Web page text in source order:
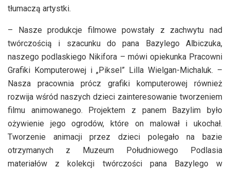
tłumaczą artystki.
– Nasze produkcje filmowe powstały z zachwytu nad
twórczością i szacunku do pana Bazylego Albiczuka,
naszego podlaskiego Nikifora – mówi opiekunka Pracowni
Grafiki Komputerowej i „Piksel” Lilla Wielgan-Michaluk. –
Nasza pracownia prócz grafiki komputerowej również
rozwija wśród naszych dzieci zainteresowanie tworzeniem
filmu animowanego. Projektem z panem Bazylim było
ożywienie jego ogrodów, które on malował i ukochał.
Tworzenie animacji przez dzieci polegało na bazie
otrzymanych z Muzeum Południowego Podlasia
materiałów z kolekcji twórczości pana Bazylego w